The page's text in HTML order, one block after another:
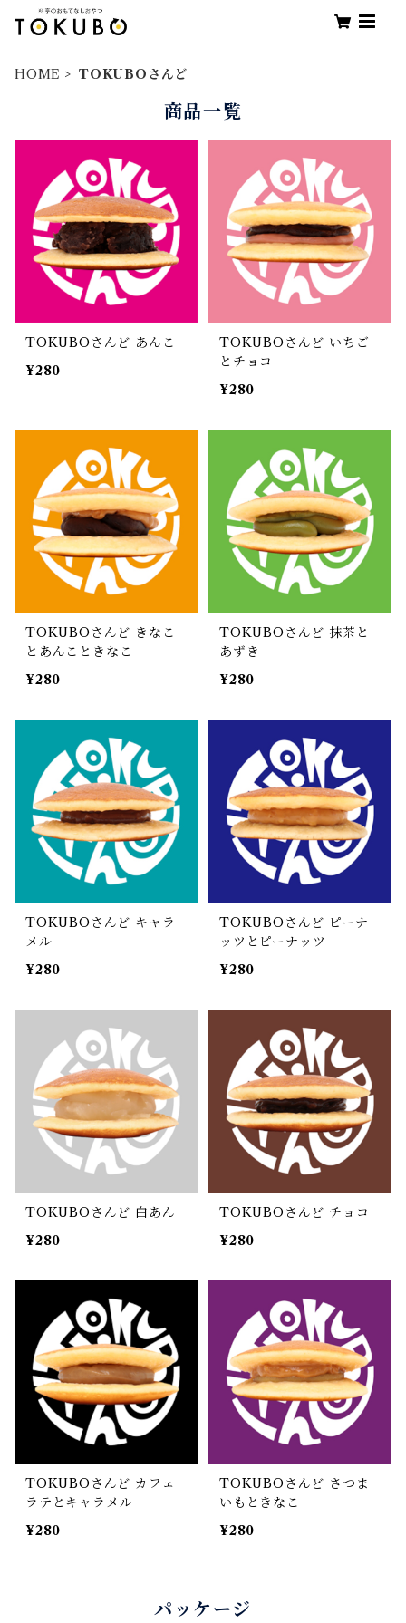
HOME TOKUBOさんど
商品一覧
TOKUBOさんど あんこ
¥280
TOKUBOさんど いちご
とチョコ
¥280
TOKUBOさんど きなこ
とあんこときなこ
¥280
TOKUBOさんど 抹茶と
あずき
¥280
TOKUBOさんど キャラ
メル
¥280
TOKUBOさんど ピーナ
ッツとピーナッツ
¥280
TOKUBOさんど 白あん
¥280
TOKUBOさんど チョコ
¥280
TOKUBOさんど カフェ
ラテとキャラメル
¥280
TOKUBOさんど さつま
いもときなこ
¥280
パッケージ